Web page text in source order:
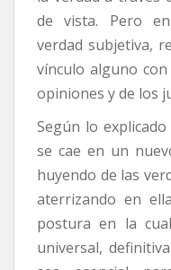
de vista. Pero
verdad subjetiva,
vínculo alguno
opiniones y de los
Según lo
se cae en un
huyendo de las
aterrizando en
postura en la
universal,